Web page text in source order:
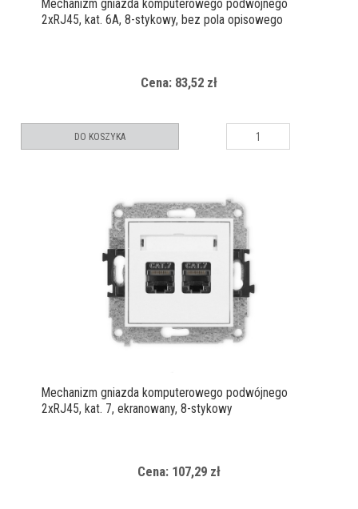
Mechanizm gniazda komputerowego podwójnego
2xRJ45, kat. 6A, 8-stykowy, bez pola opisowego
Cena: 83,52 zł
DO KOSZYKA
Mechanizm gniazda komputerowego podwójnego
2xRJ45, kat. 7, ekranowany, 8-stykowy
Cena: 107,29 zł